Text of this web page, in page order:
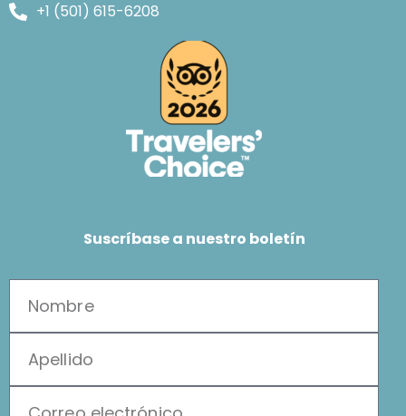
+1 (501) 615-6208
Suscríbase a nuestro boletín